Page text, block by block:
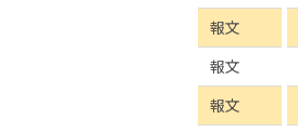
報文
報文
報文